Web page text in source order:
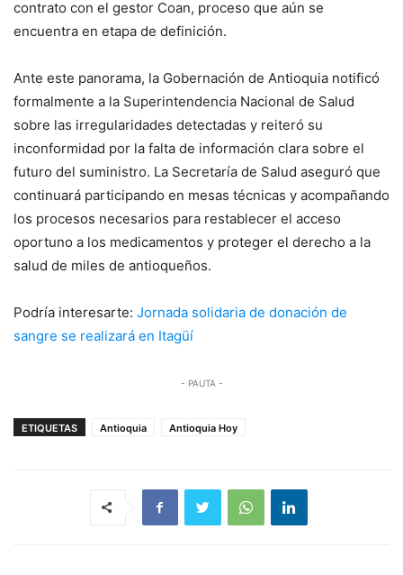
contrato con el gestor Coan, proceso que aún se
encuentra en etapa de definición.
Ante este panorama, la Gobernación de Antioquia notificó
formalmente a la Superintendencia Nacional de Salud
sobre las irregularidades detectadas y reiteró su
inconformidad por la falta de información clara sobre el
futuro del suministro. La Secretaría de Salud aseguró que
continuará participando en mesas técnicas y acompañando
los procesos necesarios para restablecer el acceso
oportuno a los medicamentos y proteger el derecho a la
salud de miles de antioqueños.
Podría interesarte: Jornada solidaria de donación de
sangre se realizará en Itagüí
- PAUTA -
ETIQUETAS Antioquia Antioquia Hoy